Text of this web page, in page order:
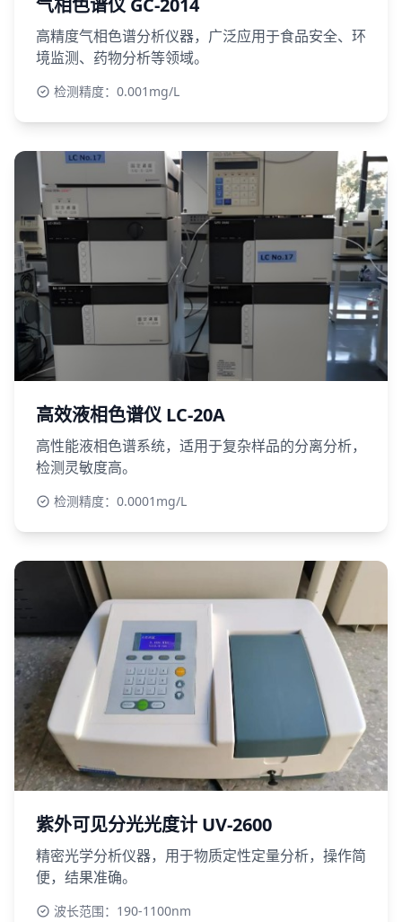
气相色谱仪 GC-2014
高精度气相色谱分析仪器，广泛应用于食品安全、环
境监测、药物分析等领域。
检测精度：0.001mg/L
高效液相色谱仪 LC-20A
高性能液相色谱系统，适用于复杂样品的分离分析，
检测灵敏度高。
检测精度：0.0001mg/L
紫外可见分光光度计 UV-2600
精密光学分析仪器，用于物质定性定量分析，操作简
便，结果准确。
波长范围：190-1100nm